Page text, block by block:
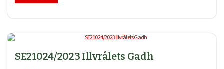
SE21024/2023 Illvrålets Gadh